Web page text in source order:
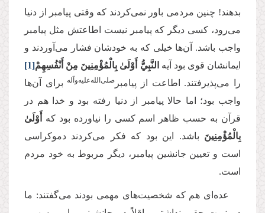
بدهند! چنین مردمی باور نمی‌کردند که وقتی پیامبر از دنیا
می‌رود، کسی دیگر که پیامبر نیست اطاعتش مثل پیامبر
واجب باشد. آن‌ها خیلی که به خودشان فشار می‌آوردند و
ایمانشان قوی بود آیه النَّبِيُّ أَوْلَىٰ بِالْمُؤْمِنِينَ مِنْ أَنْفُسِهِمْ[1]
را می‌پذیرفتند. اطاعت از پیامبر صلی‌‌الله‌‌علیه‌‌و‌آله برای آن‌ها
واجب بود؛ اما حالا پیامبر از دنیا رفته بود و خدا هم در
قرآن به حسب ظاهر اسم کسی را نیاورده بود که
أَوْلَىٰ
بِالْمُؤْمِنِينَ باشد. این بود که فکر می‌کردند دموکراسی
است و تعیین جانشین پیامبر، دیگر مربوط به خود مردم
است.
عده‌ای هم که شخصیت‌های مهمی بودند می‌گفتند: ما